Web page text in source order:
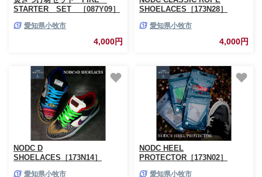
STARTER SET ［087Y09］
愛知県小牧市
4,000円
SHOELACES［173N28］
愛知県小牧市
4,000円
NODC D
SHOELACES［173N14］
愛知県小牧市
NODC HEEL
PROTECTOR［173N02］
愛知県小牧市